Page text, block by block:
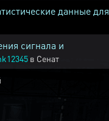
данные для
сигнала и
в Сенат